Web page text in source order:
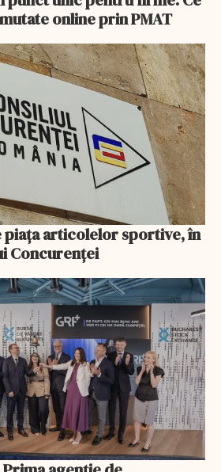
online prin PMAT
piața articolelor sportive, în
Concurenţei